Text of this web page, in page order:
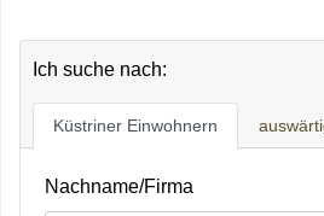
Ich suche nach:
Küstriner Einwohnern
Nachname/Firma